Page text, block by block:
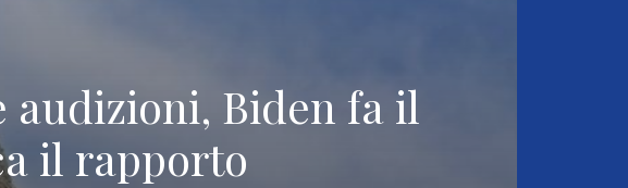
audizioni, Biden fa il
il rapporto